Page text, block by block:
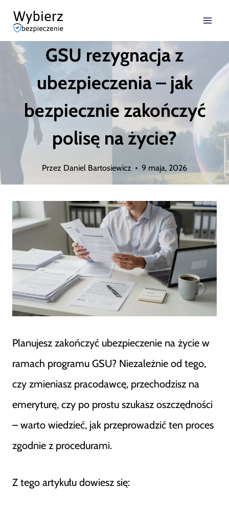
Przejdź
treści
GSU rezygnacja z
ubezpieczenia – jak
bezpiecznie zakończyć
polisę na życie?
Przez Daniel Bartosiewicz 9 maja, 2026
Planujesz zakończyć ubezpieczenie na życie w
ramach programu GSU? Niezależnie od tego,
czy zmieniasz pracodawcę, przechodzisz na
emeryturę, czy po prostu szukasz oszczędności
– warto wiedzieć, jak przeprowadzić ten proces
zgodnie z procedurami.
Z tego artykułu dowiesz się: